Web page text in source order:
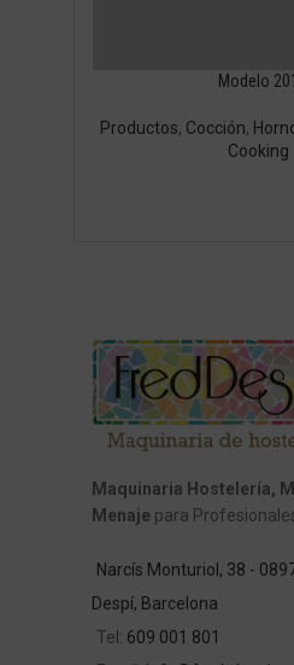
Modelo 201
Productos, Cocción,
Cooking
Maquinaria Hostelería,
Menaje para
Narcís Monturiol, 38 -
Despí, Barcelona
Tel: 609 001 801